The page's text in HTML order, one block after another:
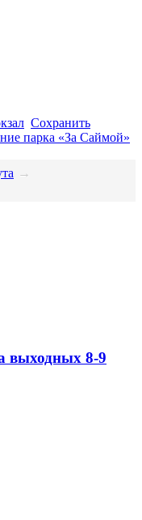
Сохранить
парка «За Саймой»
→
выходных 8-9